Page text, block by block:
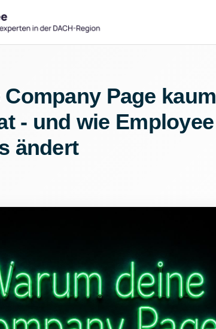
Page kaum
- und wie Employee
ändert